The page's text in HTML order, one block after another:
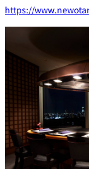
https://